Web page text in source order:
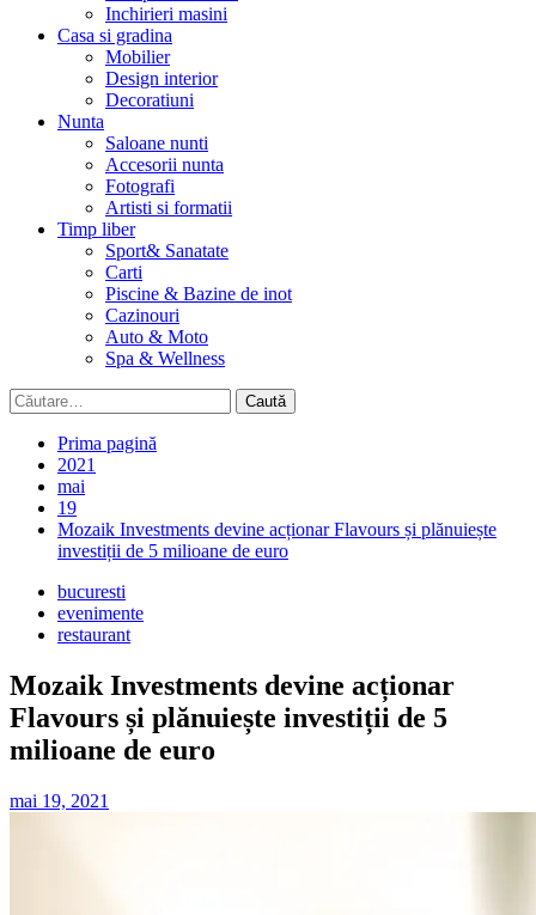
Inchirieri masini
Casa si gradina
Mobilier
Design interior
Decoratiuni
Nunta
Saloane nunti
Accesorii nunta
Fotografi
Artisti si formatii
Timp liber
Sport& Sanatate
Carti
Piscine & Bazine de inot
Cazinouri
Auto & Moto
Spa & Wellness
Caută
după:
Prima pagină
2021
mai
19
Mozaik Investments devine acționar Flavours și plănuiește
investiții de 5 milioane de euro
bucuresti
evenimente
restaurant
Mozaik Investments devine acționar
Flavours și plănuiește investiții de 5
milioane de euro
mai 19, 2021